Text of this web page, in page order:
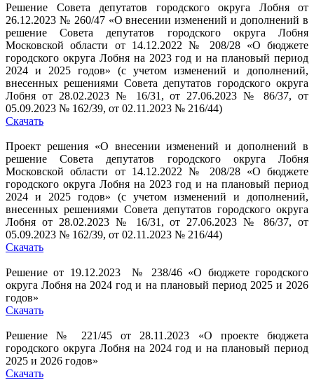
Решение Совета депутатов городского округа Лобня от
26.12.2023 № 260/47 «О внесении изменений и дополнений в
решение Совета депутатов городского округа Лобня
Московской области от 14.12.2022 № 208/28 «О бюджете
городского округа Лобня на 2023 год и на плановый период
2024 и 2025 годов» (с учетом изменений и дополнений,
внесенных решениями Совета депутатов городского округа
Лобня от 28.02.2023 № 16/31, от 27.06.2023 № 86/37, от
05.09.2023 № 162/39, от 02.11.2023 № 216/44)
Скачать
Проект решения «О внесении изменений и дополнений в
решение Совета депутатов городского округа Лобня
Московской области от 14.12.2022 № 208/28 «О бюджете
городского округа Лобня на 2023 год и на плановый период
2024 и 2025 годов» (с учетом изменений и дополнений,
внесенных решениями Совета депутатов городского округа
Лобня от 28.02.2023 № 16/31, от 27.06.2023 № 86/37, от
05.09.2023 № 162/39, от 02.11.2023 № 216/44)
Скачать
Решение от 19.12.2023 № 238/46 «О бюджете городского
округа Лобня на 2024 год и на плановый период 2025 и 2026
годов»
Скачать
Решение № 221/45 от 28.11.2023 «О проекте бюджета
городского округа Лобня на 2024 год и на плановый период
2025 и 2026 годов»
Скачать